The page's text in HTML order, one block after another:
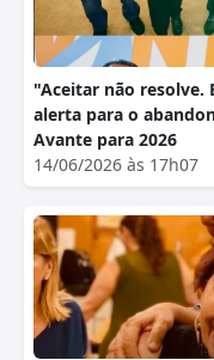
"Aceitar não resolve.
alerta para o
Avante para 2026
14/06/2026 às 17h07